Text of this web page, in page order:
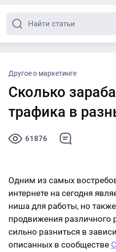
Другое о маркетинге
Сколько
трафика в
61876
Одним из самых
интернете на сегодня
ниша для работы, но
продвижения различного
сильно разниться в
описанных в сообществе